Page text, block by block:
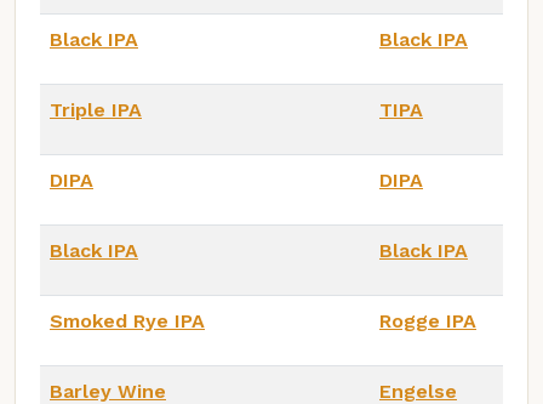
Black IPA Black IPA
Triple IPA TIPA
DIPA DIPA
Black IPA Black IPA
Smoked Rye IPA Rogge IPA
Barley Wine
Engelse